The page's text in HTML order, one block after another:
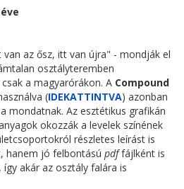
van az ősz, itt van újra" - mondják el
osztályteremben
a magyarórákon. A Compound
(IDEKATTINTVA) azonban
mondatnak. Az esztétikus grafikán
okozzák a levelek színének
részletes leírást is
hanem jó felbontású pdffájlként is
akár az osztály falára is